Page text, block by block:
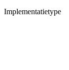
Implementatietype